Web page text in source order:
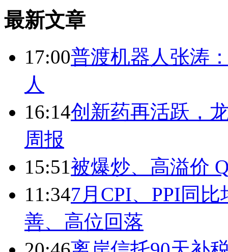
最新文章
17:00普渡机器人张涛
人
16:14创新药再活跃，
周报
15:51被爆炒、高溢价
11:347月CPI、PPI同
善、高位回落